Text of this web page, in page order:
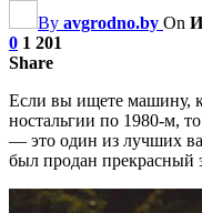
By avgrodno.by On
0 1 201
Share
Если вы ищете машину,
ностальгии по 1980-м,
— это один из лучших
был продан прекрасный